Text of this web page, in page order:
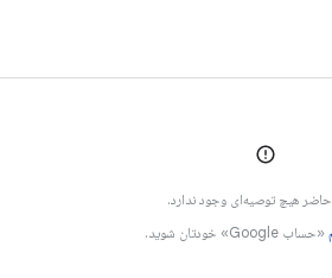
هیچ توصیه‌ای وجود ندارد.
«حساب Google» خودتان شوید.